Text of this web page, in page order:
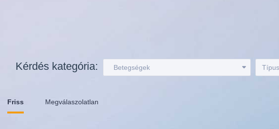
Kérdés kategória: Betegségek Típus
Friss Megválaszolatlan